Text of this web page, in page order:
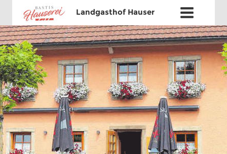
Landgasthof Hauser